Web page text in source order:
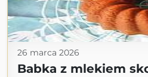
26 marca 2026
Babka z mlekiem